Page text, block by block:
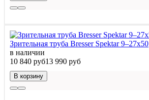
Зрительная труба Bresser Spektar 9–27x50
в наличии
10 840 руб13 990 руб
В корзину